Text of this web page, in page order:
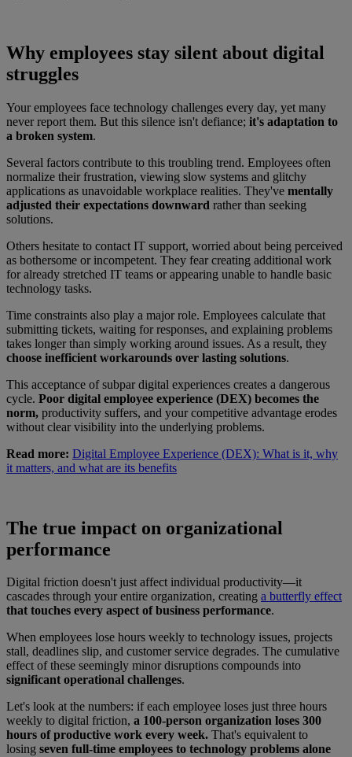
Why employees stay silent about digital
struggles
Your employees face technology challenges every day, yet many
never report them. But this silence isn't defiance; it's adaptation to
a broken system.
Several factors contribute to this troubling trend. Employees often
normalize their frustration, viewing slow systems and glitchy
applications as unavoidable workplace realities. They've mentally
adjusted their expectations downward rather than seeking
solutions.
Others hesitate to contact IT support, worried about being perceived
as bothersome or incompetent. They fear creating additional work
for already stretched IT teams or appearing unable to handle basic
technology tasks.
Time constraints also play a major role. Employees calculate that
submitting tickets, waiting for responses, and explaining problems
takes longer than simply working around issues. As a result, they
choose inefficient workarounds over lasting solutions.
This acceptance of subpar digital experiences creates a dangerous
cycle. Poor digital employee experience (DEX) becomes the
norm, productivity suffers, and your competitive advantage erodes
without clear visibility into the underlying problems.
Read more: Digital Employee Experience (DEX): What is it, why
it matters, and what are its benefits
The true impact on organizational
performance
Digital friction doesn't just affect individual productivity—it
cascades through your entire organization, creating a butterfly effect
that touches every aspect of business performance.
When employees lose hours weekly to technology issues, projects
stall, deadlines slip, and customer service degrades. The cumulative
effect of these seemingly minor disruptions compounds into
significant operational challenges.
Let's look at the numbers: if each employee loses just three hours
weekly to digital friction, a 100-person organization loses 300
hours of productive work every week. That's equivalent to
losing seven full-time employees to technology problems alone